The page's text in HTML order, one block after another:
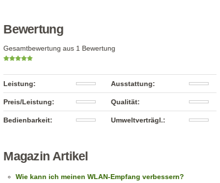
Bewertung
Gesamtbewertung aus 1 Bewertung
Leistung: Ausstattung:
Preis/Leistung: Qualität:
Bedienbarkeit: Umweltverträgl.:
Magazin Artikel
Wie kann ich meinen WLAN-Empfang verbessern?